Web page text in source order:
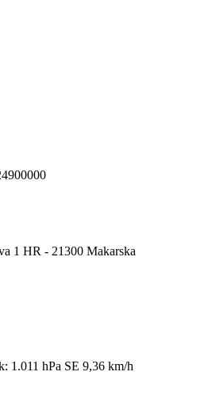
1 HR - 21300 Makarska
1.011 hPa SE 9,36 km/h